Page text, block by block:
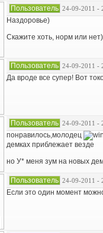
Пользователь 24-09-2011 -
Наздоровье)
Скажите хоть, норм или
Пользователь 24-09-2011 -
Да вроде все супер! Вот
Пользователь 24-09-2011 -
понравилось,молодец
демках приблежает везде
но У* меня зум на новых
Пользователь 24-09-2011 -
Если это один момент